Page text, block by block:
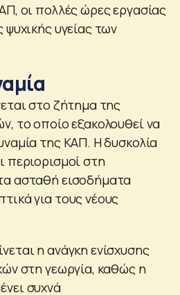
οι πολλές ώρες εργασίας
υγείας των
στο ζήτημα της
το οποίο εξακολουθεί να
της ΚΑΠ. Η δυσκολία
περιορισμοί στη
ασταθή εισοδήματα
για τους νέους
η ανάγκη ενίσχυσης
στη γεωργία, καθώς η
συχνά